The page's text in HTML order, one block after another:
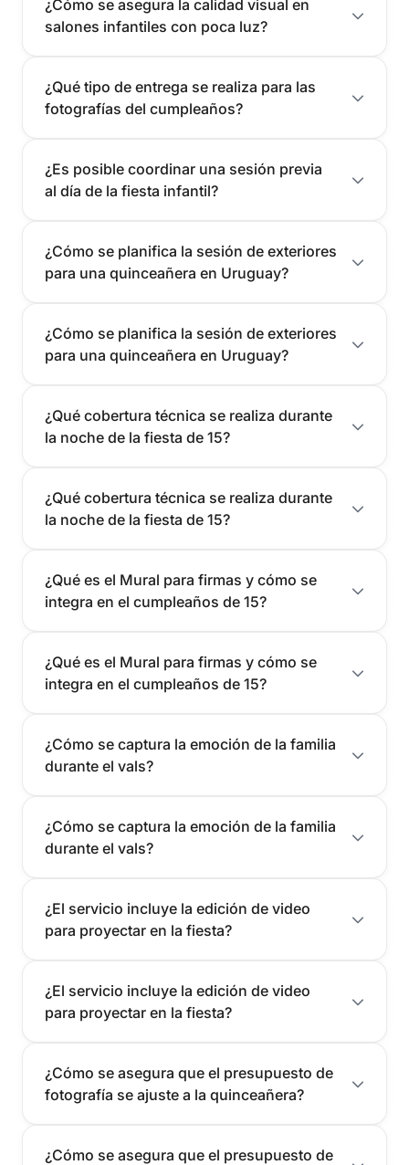
¿Cómo se asegura la calidad visual en
salones infantiles con poca luz?
¿Qué tipo de entrega se realiza para las
fotografías del cumpleaños?
¿Es posible coordinar una sesión previa
al día de la fiesta infantil?
¿Cómo se planifica la sesión de exteriores
para una quinceañera en Uruguay?
¿Cómo se planifica la sesión de exteriores
para una quinceañera en Uruguay?
¿Qué cobertura técnica se realiza durante
la noche de la fiesta de 15?
¿Qué cobertura técnica se realiza durante
la noche de la fiesta de 15?
¿Qué es el Mural para firmas y cómo se
integra en el cumpleaños de 15?
¿Qué es el Mural para firmas y cómo se
integra en el cumpleaños de 15?
¿Cómo se captura la emoción de la familia
durante el vals?
¿Cómo se captura la emoción de la familia
durante el vals?
¿El servicio incluye la edición de video
para proyectar en la fiesta?
¿El servicio incluye la edición de video
para proyectar en la fiesta?
¿Cómo se asegura que el presupuesto de
fotografía se ajuste a la quinceañera?
¿Cómo se asegura que el presupuesto de